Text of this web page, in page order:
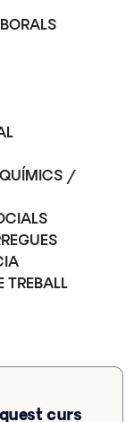
QUÍMICS /
TREBALL
curs